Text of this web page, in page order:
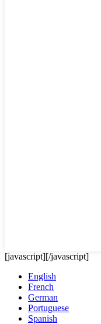
[javascript][/javascript]
English
French
German
Portuguese
Spanish